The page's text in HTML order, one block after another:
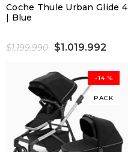
Coche Thule Urban Glide 4
| Blue
$1.199.990 $1.019.992
-14 %
PACK